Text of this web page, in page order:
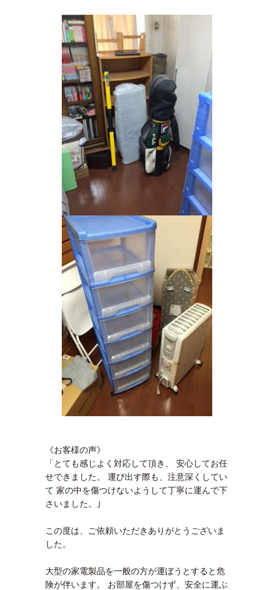
《お客様の声》
「とても感じよく対応して頂き、 安心してお任
せできました。 運び出す際も、注意深くしてい
て 家の中を傷つけないようして丁寧に運んで下
さいました。｣
この度は、ご依頼いただきありがとうございま
した。
大型の家電製品を一般の方が運ぼうとすると危
険が伴います。 お部屋を傷つけず、安全に運ぶ